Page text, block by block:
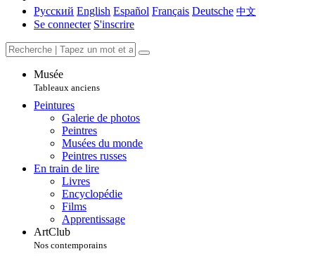
Русский English Español Français Deutsche 中文
Se connecter S'inscrire
Musée
Tableaux anciens
Peintures
Galerie de photos
Peintres
Musées du monde
Peintres russes
En train de lire
Livres
Encyclopédie
Films
Apprentissage
ArtClub
Nos contemporains